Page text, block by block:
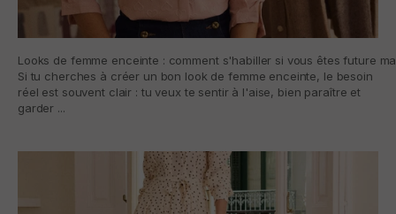
Looks de femme enceinte : comment s'habiller si vous êtes future
Si tu cherches à créer un bon look de femme enceinte, le besoin
réel est souvent clair : tu veux te sentir à l'aise, bien paraître et
garder ...